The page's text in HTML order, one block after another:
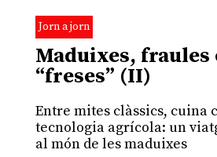
Jorn a jorn
Maduixes, fraules
“freses” (II)
Entre mites clàssics, cuina
tecnologia agrícola: un
al món de les maduixes